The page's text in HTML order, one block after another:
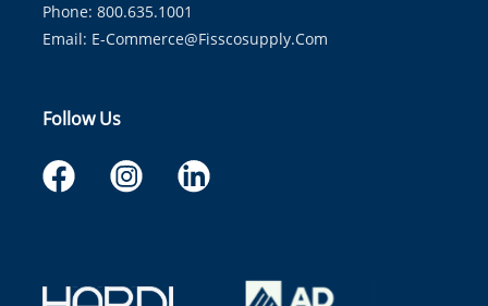
Phone: 800.635.1001
Email: E-Commerce@fisscosupply.com
Follow Us